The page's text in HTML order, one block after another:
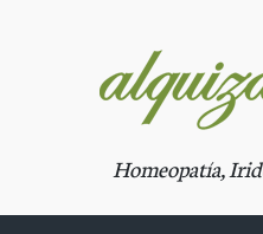
Homeopatía,